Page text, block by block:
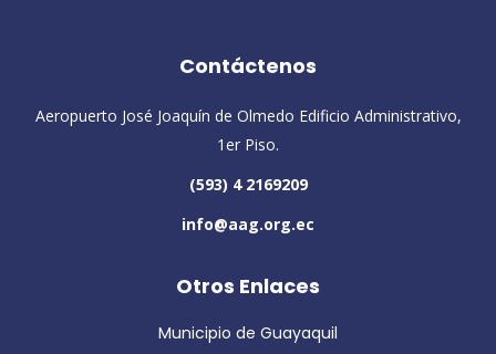
Contáctenos
Aeropuerto José Joaquín de Olmedo Edificio Administrativo,
1er Piso.
(593) 4 2169209
info@aag.org.ec
Otros Enlaces
Municipio de Guayaquil